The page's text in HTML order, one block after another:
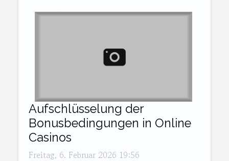
Aufschlüsselung der
Bonusbedingungen in Online
Casinos
Freitag, 6. Februar 2026 19:56